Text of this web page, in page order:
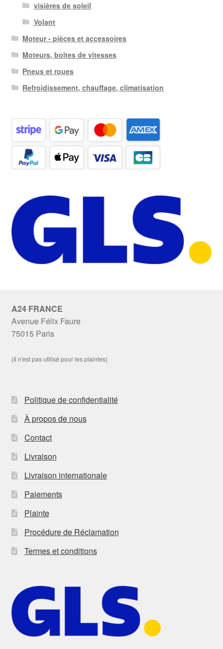
visières de soleil
Volant
Moteur - pièces et accessoires
Moteurs, boîtes de vitesses
Pneus et roues
Refroidissement, chauffage, climatisation
A24 FRANCE
Avenue Félix Faure
75015 Paris
(Il n'est pas utilisé pour les plaintes)
Politique de confidentialité
À propos de nous
Contact
Livraison
Livraison internationale
Paiements
Plainte
Procédure de Réclamation
Termes et conditions